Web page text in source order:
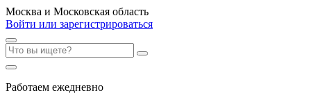
Москва и Московская область
Войти или зарегистрироваться
Работаем ежедневно